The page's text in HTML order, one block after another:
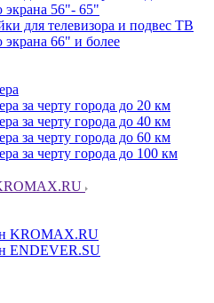
экрана 56"- 65"
для телевизора и подвес ТВ
экрана 66" и более
за черту города до 20 км
за черту города до 40 км
за черту города до 60 км
за черту города до 100 км
KROMAX.RU
ENDEVER.SU